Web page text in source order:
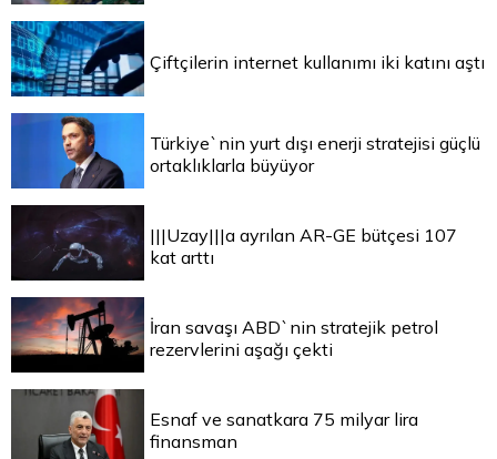
Çiftçilerin internet kullanımı iki katını aştı
Türkiye`nin yurt dışı enerji stratejisi güçlü
ortaklıklarla büyüyor
|||Uzay|||a ayrılan AR-GE bütçesi 107
kat arttı
İran savaşı ABD`nin stratejik petrol
rezervlerini aşağı çekti
Esnaf ve sanatkara 75 milyar lira
finansman